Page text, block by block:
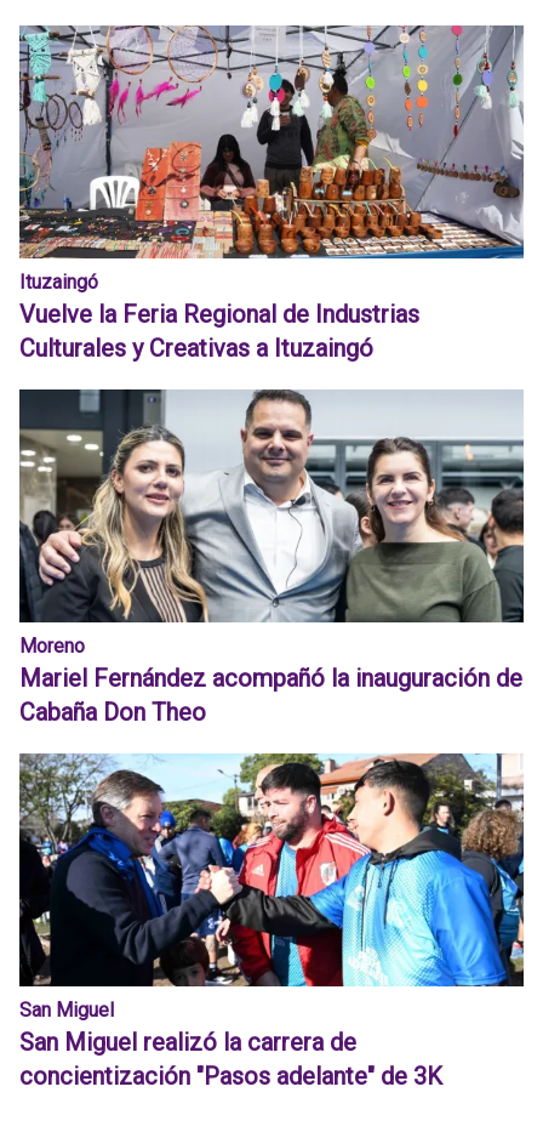
Ituzaingó
Vuelve la Feria Regional de Industrias
Culturales y Creativas a Ituzaingó
Moreno
Mariel Fernández acompañó la inauguración de
Cabaña Don Theo
San Miguel
San Miguel realizó la carrera de
concientización "Pasos adelante" de 3K